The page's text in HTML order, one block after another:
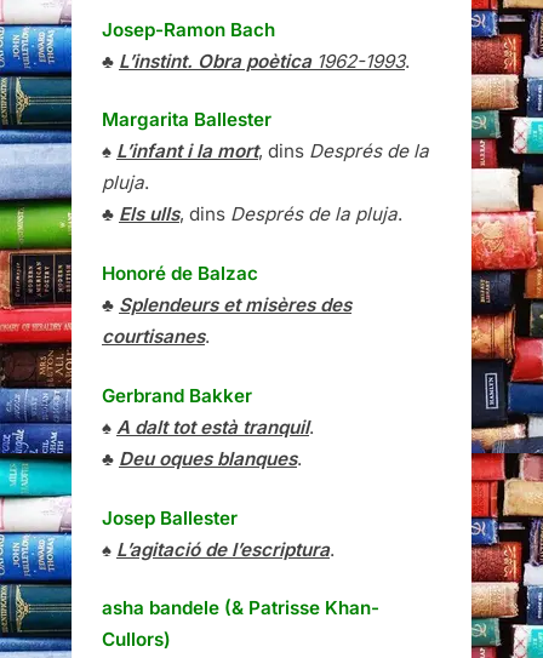
Josep-Ramon Bach
♣ L’instint. Obra poètica1962-1993.
Margarita Ballester
♠ L’infant i la mort, dins Després de la
pluja.
♣ Els ulls, dins Després de la pluja.
Honoré de Balzac
♣ Splendeurs et misères des
courtisanes.
Gerbrand Bakker
♠ A dalt tot està tranquil.
♣ Deu oques blanques.
Josep Ballester
♠ L’agitació de l’escriptura.
asha bandele (& Patrisse Khan-
Cullors)